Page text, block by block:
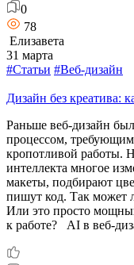
0
78
Елизавета
31 марта
#Статьи #Веб-дизайн
Дизайн без креатива:
Раньше веб-дизайн
процессом, требующим
кропотливой работы.
интеллекта многое
макеты, подбирают
пишут код. Так может
Или это просто
к работе? AI в веб-